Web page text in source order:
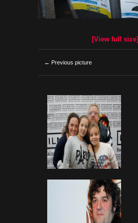
[View full size]
← Previous picture